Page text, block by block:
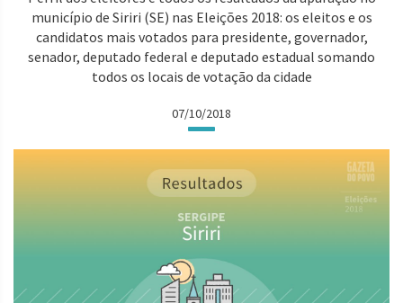
município de Siriri (SE) nas Eleições 2018: os eleitos e os
candidatos mais votados para presidente, governador,
senador, deputado federal e deputado estadual somando
todos os locais de votação da cidade
07/10/2018